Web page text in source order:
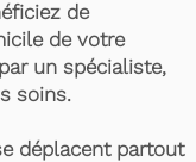
de
de votre
un spécialiste,
soins.
déplacent partout